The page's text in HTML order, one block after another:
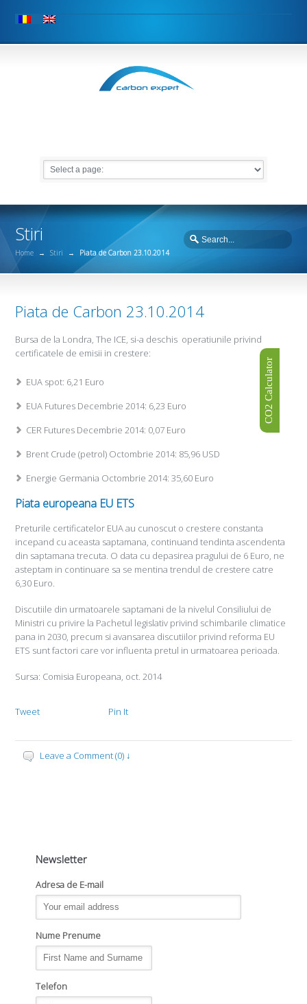
Stiri
Home → Stiri → Piata de Carbon 23.10.2014
Piata de Carbon 23.10.2014
Bursa de la Londra, The ICE, si-a deschis operatiunile privind
certificatele de emisii in crestere:
EUA spot: 6,21 Euro
EUA Futures Decembrie 2014: 6,23 Euro
CER Futures Decembrie 2014: 0,07 Euro
Brent Crude (petrol) Octombrie 2014: 85,96 USD
Energie Germania Octombrie 2014: 35,60 Euro
Piata europeana EU ETS
Preturile certificatelor EUA au cunoscut o crestere constanta
incepand cu aceasta saptamana, continuand tendinta ascendenta
din saptamana trecuta. O data cu depasirea pragului de 6 Euro, ne
asteptam in continuare sa se mentina trendul de crestere catre
6,30 Euro.
Discutiile din urmatoarele saptamani de la nivelul Consiliului de
Ministri cu privire la Pachetul legislativ privind schimbarile climatice
pana in 2030, precum si avansarea discutiilor privind reforma EU
ETS sunt factori care vor influenta pretul in urmatoarea perioada.
Sursa: Comisia Europeana, oct. 2014
Tweet Pin It
Leave a Comment (0) ↓
Newsletter
Adresa de E-mail
Nume Prenume
Telefon
CO2 Calculator